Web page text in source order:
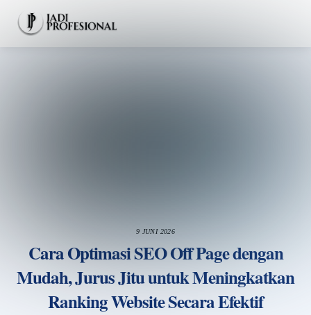
content
9 JUNI 2026
Cara Optimasi SEO Off Page dengan
Mudah, Jurus Jitu untuk Meningkatkan
Ranking Website Secara Efektif